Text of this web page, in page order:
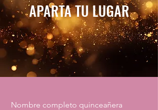
APARTA TU LUGAR
Nombre completo quinceañera